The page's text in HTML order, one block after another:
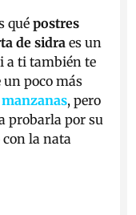
quépostres
de sidra es un
a ti también te
un poco más
, pero
probarla por su
la nata